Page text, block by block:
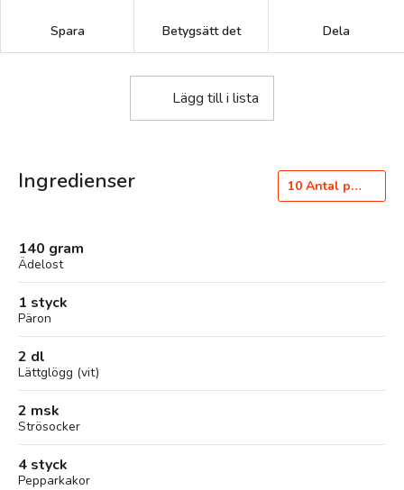
Spara Betygsätt det Dela
Lägg till i lista
Ingredienser 10 Antal portioner
140 gram
Ädelost
1 styck
Päron
2 dl
Lättglögg (vit)
2 msk
Strösocker
4 styck
Pepparkakor